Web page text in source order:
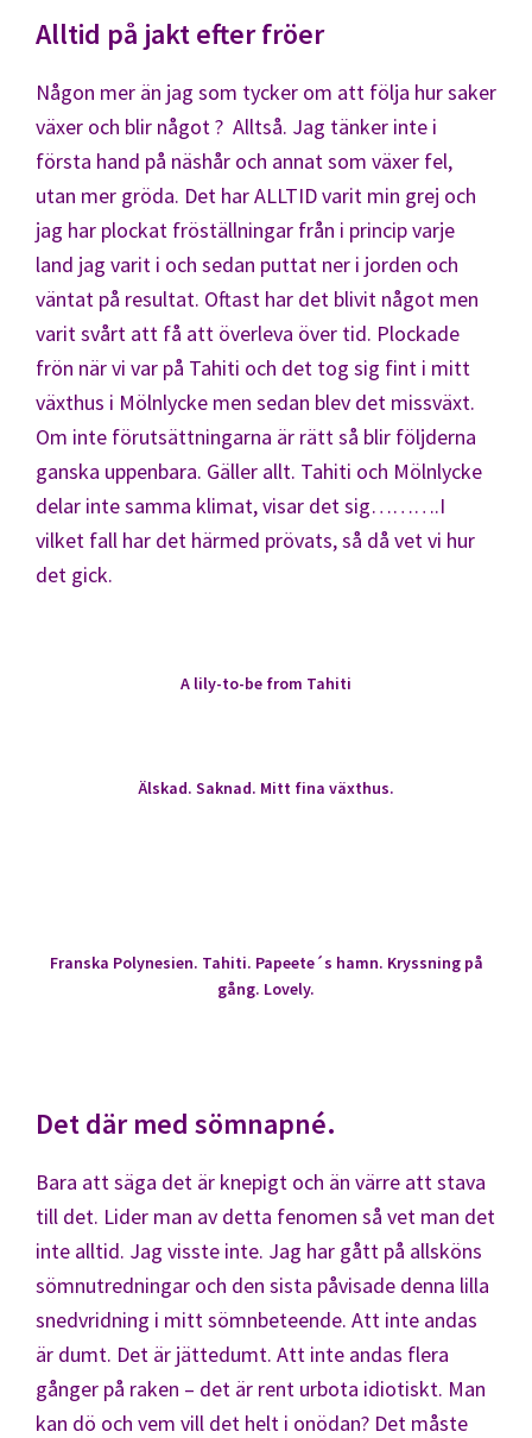
Alltid på jakt efter fröer
Någon mer än jag som tycker om att följa hur saker
växer och blir något ? Alltså. Jag tänker inte i
första hand på näshår och annat som växer fel,
utan mer gröda. Det har ALLTID varit min grej och
jag har plockat fröställningar från i princip varje
land jag varit i och sedan puttat ner i jorden och
väntat på resultat. Oftast har det blivit något men
varit svårt att få att överleva över tid. Plockade
frön när vi var på Tahiti och det tog sig fint i mitt
växthus i Mölnlycke men sedan blev det missväxt.
Om inte förutsättningarna är rätt så blir följderna
ganska uppenbara. Gäller allt. Tahiti och Mölnlycke
delar inte samma klimat, visar det sig……….I
vilket fall har det härmed prövats, så då vet vi hur
det gick.
A lily-to-be from Tahiti
Älskad. Saknad. Mitt fina växthus.
Franska Polynesien. Tahiti. Papeete´s hamn. Kryssning på
gång. Lovely.
Det där med sömnapné.
Bara att säga det är knepigt och än värre att stava
till det. Lider man av detta fenomen så vet man det
inte alltid. Jag visste inte. Jag har gått på allsköns
sömnutredningar och den sista påvisade denna lilla
snedvridning i mitt sömnbeteende. Att inte andas
är dumt. Det är jättedumt. Att inte andas flera
gånger på raken – det är rent urbota idiotiskt. Man
kan dö och vem vill det helt i onödan? Det måste